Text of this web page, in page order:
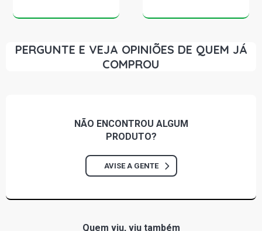
PERGUNTE E VEJA OPINIÕES DE QUEM JÁ
COMPROU
NÃO ENCONTROU ALGUM
PRODUTO?
AVISE A GENTE
Quem viu, viu também